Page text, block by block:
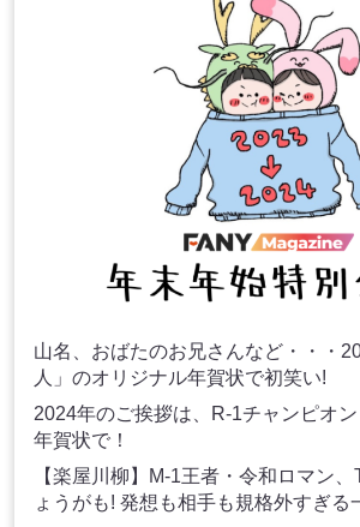
山名、おばたのお兄さんなど・・・
人」のオリジナル年賀状で初笑い!
2024年のご挨拶は、R-1チャンピオ
年賀状で！
【楽屋川柳】M-1王者・令和ロマン
ょうがも! 発想も相手も規格外すぎる